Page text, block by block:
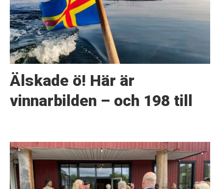
Älskade ö! Här är
vinnarbilden – och 198 till